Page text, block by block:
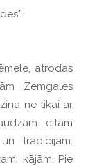
atrodas
Zemgales
ne tikai ar
citām
tradīcijām.
kājām. Pie